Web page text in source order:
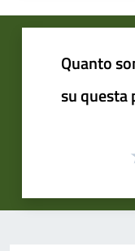
Quanto
su questa